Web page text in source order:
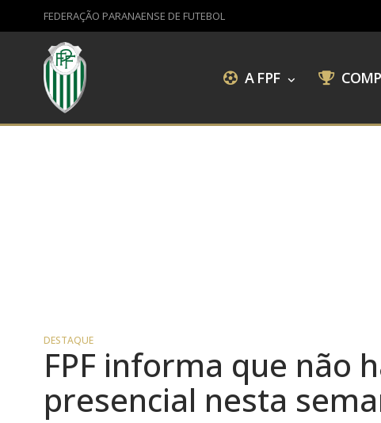
FEDERAÇÃO PARANAENSE DE FUTEBOL
A FPF
DESTAQUE
FPF informa que não
presencial nesta